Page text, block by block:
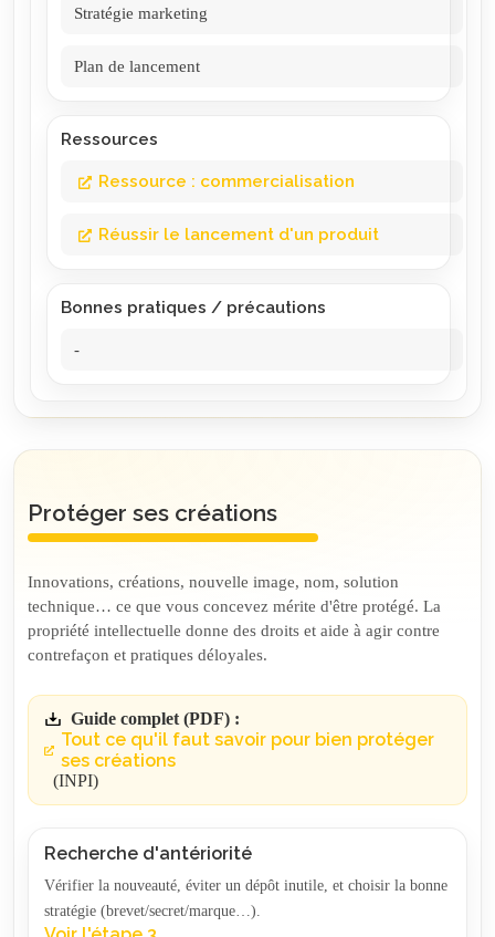
Stratégie marketing
Plan de lancement
Ressources
Ressource : commercialisation
Réussir le lancement d'un produit
Bonnes pratiques / précautions
-
Protéger ses créations
Innovations, créations, nouvelle image, nom, solution
technique… ce que vous concevez mérite d'être protégé. La
propriété intellectuelle donne des droits et aide à agir contre
contrefaçon et pratiques déloyales.
Guide complet (PDF) :
Tout ce qu'il faut savoir pour bien protéger
ses créations
(INPI)
Recherche d'antériorité
Vérifier la nouveauté, éviter un dépôt inutile, et choisir la bonne
stratégie (brevet/secret/marque…).